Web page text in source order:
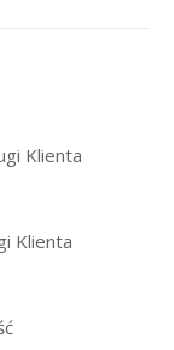
Klienta
Klienta